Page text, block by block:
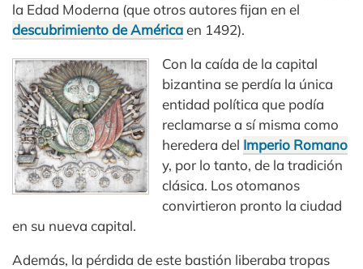
la Edad Moderna (que otros autores fijan en el
descubrimiento de Américaen 1492).
Con la caída de la capital
bizantina se perdía la única
entidad política que podía
reclamarse a sí misma como
heredera del Imperio Romano
y, por lo tanto, de la tradición
clásica. Los otomanos
convirtieron pronto la ciudad
en su nueva capital.
Además, la pérdida de este bastión liberaba tropas